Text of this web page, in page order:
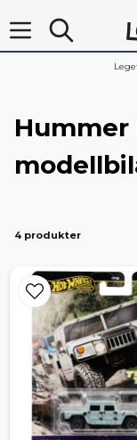
Hummer
4 produkter